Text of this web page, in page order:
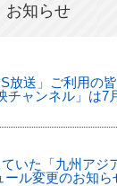
お知らせ
放送」ご利用の
チャンネル」は7
いた「九州アジ
ール変更のお知ら